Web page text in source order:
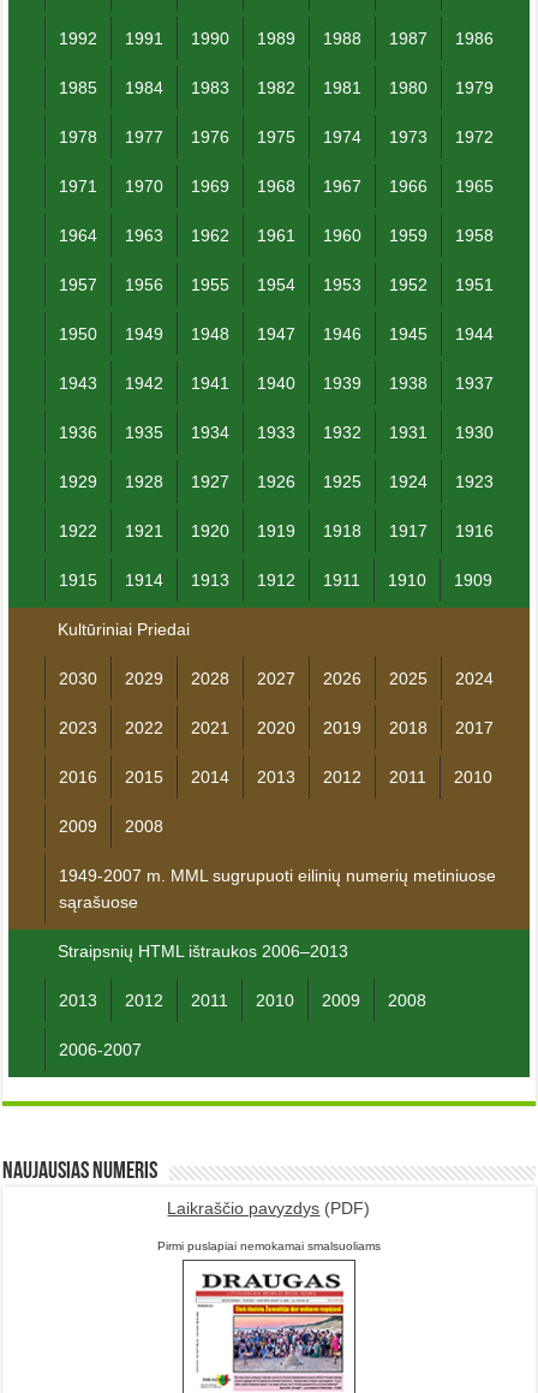
1992 1991 1990 1989 1988 1987 1986
1985 1984 1983 1982 1981 1980 1979
1978 1977 1976 1975 1974 1973 1972
1971 1970 1969 1968 1967 1966 1965
1964 1963 1962 1961 1960 1959 1958
1957 1956 1955 1954 1953 1952 1951
1950 1949 1948 1947 1946 1945 1944
1943 1942 1941 1940 1939 1938 1937
1936 1935 1934 1933 1932 1931 1930
1929 1928 1927 1926 1925 1924 1923
1922 1921 1920 1919 1918 1917 1916
1915 1914 1913 1912 1911 1910 1909
Kultūriniai Priedai
2030 2029 2028 2027 2026 2025 2024
2023 2022 2021 2020 2019 2018 2017
2016 2015 2014 2013 2012 2011 2010
2009 2008
1949-2007 m. MML sugrupuoti eilinių numerių metiniuose
sąrašuose
Straipsnių HTML ištraukos 2006–2013
2013 2012 2011 2010 2009 2008
2006-2007
Naujausias numeris
Laikraščio pavyzdys (PDF)
Pirmi puslapiai nemokamai smalsuoliams